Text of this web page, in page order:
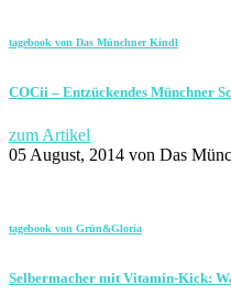
tagebook von Das Münchner Kindl
COCii – Entzückendes Münchner
zum Artikel
05 August, 2014 von Das
tagebook von Grün&Gloria
Selbermacher mit Vitamin-Kick: